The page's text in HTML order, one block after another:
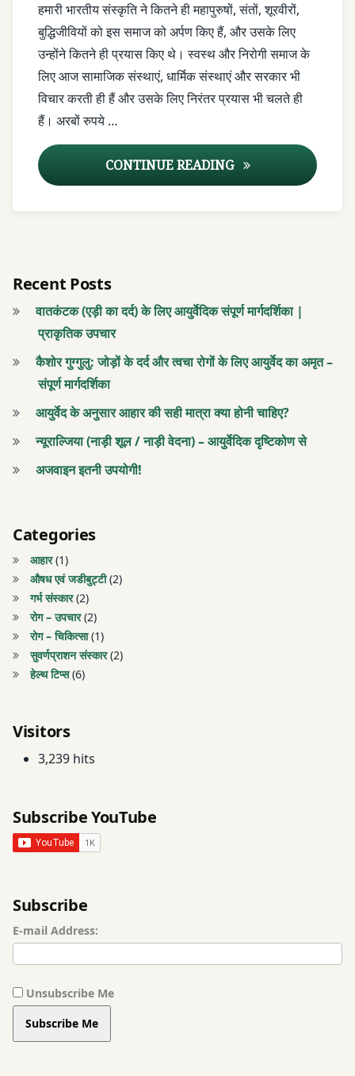
वाला
आयुर्वेदिक
टीकाकरण
आयुर्वेदिक
सोने की
बूंदें
इम्युनिटी
में सुधार
घी
शहद
टीकाकरण
डॉ.
निकुल
शक्ति
वृद्धि
नक्षत्र
2021
पुष्य
नक्षत्र
तिथियां
नक्षत्र
नासिक
तिथियां
नक्षत्र
समय
पुष्यनक्षत्र
फेयर
स्किन
हमारी भारतीय संस्कृति ने कितने ही महापुरुषों, संतों, शूरवीरों,
बुद्धिजीवियों को इस समाज को अर्पण किए हैं, और उसके लिए
उन्होंने कितने ही प्रयास किए थे। स्वस्थ और निरोगी समाज के
लिए आज सामाजिक संस्थाएं, धार्मिक संस्थाएं और सरकार भी
विचार करती ही हैं और उसके लिए निरंतर प्रयास भी चलते ही
हैं। अरबों रुपये …
CONTINUE READING सुवर्णप्राशन संस्कार – एक
आयुर्वेदिक
टीकाकरण
आयुर्वेदिक
सोने की
बूंदें
इम्युनिटी
में सुधार
और
शहद
टीकाकरण
डॉ.
निकुल
पाचन
शक्ति
में
वृद्धि
पुष्य
नक्षत्र
2021
तिथियां
नासिक
तिथियां
समय
पुष्यनक्षत्र
स्किन
बेबी
Recent Posts
वातकंटक (एड़ी का दर्द) के लिए आयुर्वेदिक संपूर्ण मार्गदर्शिका |
प्राकृतिक उपचार
कैशोर गुग्गुलु: जोड़ों के दर्द और त्वचा रोगों के लिए आयुर्वेद का अमृत –
संपूर्ण मार्गदर्शिका
आयुर्वेद के अनुसार आहार की सही मात्रा क्या होनी चाहिए?
न्यूराल्जिया (नाड़ी शूल / नाड़ी वेदना) – आयुर्वेदिक दृष्टिकोण से
अजवाइन इतनी उपयोगी!
Categories
आहार(1)
औषध एवं जडीबुट्टी(2)
गर्भ संस्कार(2)
रोग – उपचार(2)
रोग – चिकित्सा(1)
सुवर्णप्राशन संस्कार(2)
हेल्थ टिप्स(6)
Visitors
3,239 hits
Subscribe YouTube
Subscribe
E-mail Address:
Unsubscribe Me
Subscribe Me